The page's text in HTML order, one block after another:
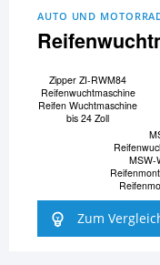
AUTO UND
Zipper ZI-RWM84
Reifenwuchtmaschine
Reifen Wuchtmaschine
bis 24 Zoll
MSW-
Zum